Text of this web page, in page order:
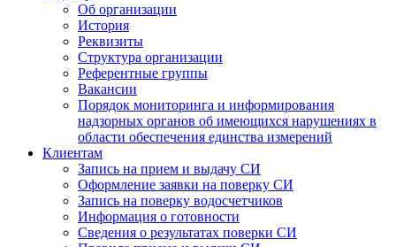
Об организации
История
Реквизиты
Структура организации
Референтные группы
Вакансии
Порядок мониторинга и информирования
надзорных органов об имеющихся нарушениях в
области обеспечения единства измерений
Клиентам
Запись на прием и выдачу СИ
Оформление заявки на поверку СИ
Запись на поверку водосчетчиков
Информация о готовности
Сведения о результатах поверки СИ